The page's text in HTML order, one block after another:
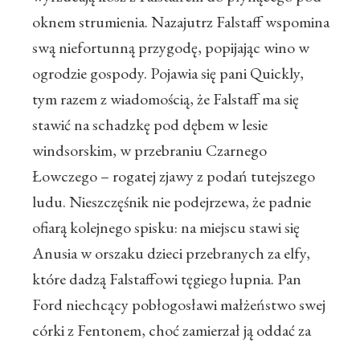
oknem strumienia. Nazajutrz Falstaff wspomina
swą niefortunną przygodę, popijając wino w
ogrodzie gospody. Pojawia się pani Quickly,
tym razem z wiadomością, że Falstaff ma się
stawić na schadzkę pod dębem w lesie
windsorskim, w przebraniu Czarnego
Łowczego – rogatej zjawy z podań tutejszego
ludu. Nieszczęśnik nie podejrzewa, że padnie
ofiarą kolejnego spisku: na miejscu stawi się
Anusia w orszaku dzieci przebranych za elfy,
które dadzą Falstaffowi tęgiego łupnia. Pan
Ford niechcący pobłogosławi małżeństwo swej
córki z Fentonem, choć zamierzał ją oddać za